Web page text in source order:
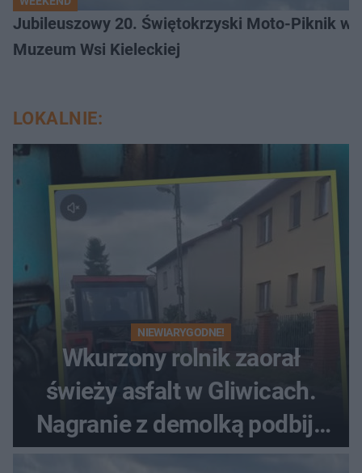
Jubileuszowy 20. Świętokrzyski Moto-Piknik w
Muzeum Wsi Kieleckiej
LOKALNIE:
NIEWIARYGODNE!
Wkurzony rolnik zaorał
świeży asfalt w Gliwicach.
Nagranie z demolką podbija
sieć